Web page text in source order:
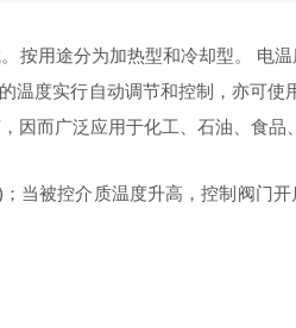
按用途分为加热型和冷却型。 电
温度实行自动调节和控制，亦可使
因而广泛应用于化工、石油、食品
当被控介质温度升高，控制阀门